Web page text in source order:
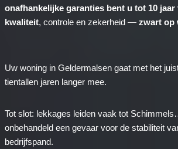
onafhankelijke garanties bent u tot 10 jaar
kwaliteit, controle en zekerheid — zwart op
Uw woning in Geldermalsen gaat met het
tientallen jaren langer mee.
Tot slot: lekkages leiden vaak tot
onbehandeld een gevaar voor de stabiliteit
bedrijfspand.